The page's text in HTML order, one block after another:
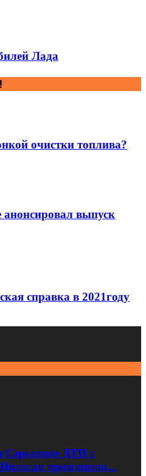
Лада
очистки топлива?
анонсировал выпуск
справка в 2021году
Серьезное ДТП с
произошло...